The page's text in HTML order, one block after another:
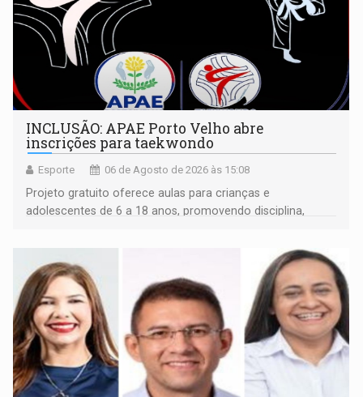
INCLUSÃO: APAE Porto Velho abre
inscrições para taekwondo
Esporte 06 de Agosto de 2026 às 15:08
Projeto gratuito oferece aulas para crianças e
adolescentes de 6 a 18 anos, promovendo disciplina,